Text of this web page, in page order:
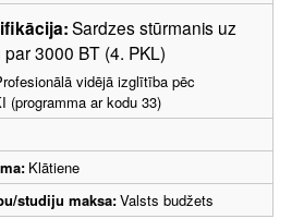
Sardzes stūrmanis uz
3000 BT (4. PKL)
vidējā izglītība pēc
(programma ar kodu 33)
Klātiene
studiju maksa:Valsts budžets